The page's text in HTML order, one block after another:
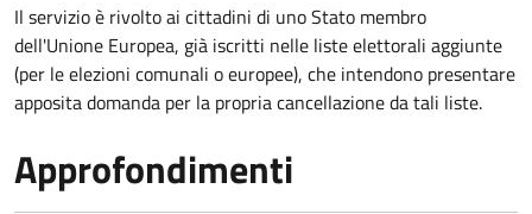
Il servizio è rivolto ai cittadini di uno Stato membro
dell'Unione Europea, già iscritti nelle liste elettorali aggiunte
(per le elezioni comunali o europee), che intendono presentare
apposita domanda per la propria cancellazione da tali liste.
Approfondimenti